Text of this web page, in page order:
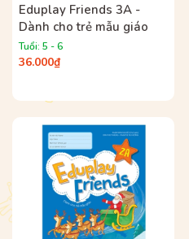
Eduplay Friends 3A -
Dành cho trẻ mẫu giáo
Tuổi: 5 - 6
36.000₫